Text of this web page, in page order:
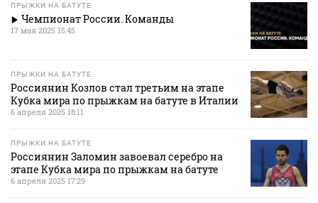
ПРЫЖКИ НА БАТУТЕ
Чемпионат России. Команды
17 мая 2025 15:45
ПРЫЖКИ НА БАТУТЕ
Россиянин Козлов стал третьим на этапе
Кубка мира по прыжкам на батуте в Италии
6 апреля 2025 18:11
ПРЫЖКИ НА БАТУТЕ
Россиянин Заломин завоевал серебро на
этапе Кубка мира по прыжкам на батуте
6 апреля 2025 17:29